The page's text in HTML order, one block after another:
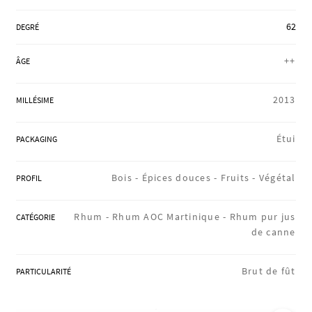
COFFRETS & CADEAUX
BLOG
DEGRÉ 62
ÂGE ++
MILLÉSIME 2013
PACKAGING Étui
PROFIL Bois - Épices douces - Fruits - Végétal
CATÉGORIE Rhum - Rhum AOC Martinique - Rhum pur jus
de canne
PARTICULARITÉ Brut de fût